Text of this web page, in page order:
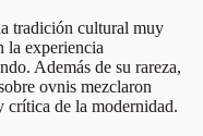
tradición cultural muy
la experiencia
Además de su rareza,
ovnis mezclaron
crítica de la modernidad.